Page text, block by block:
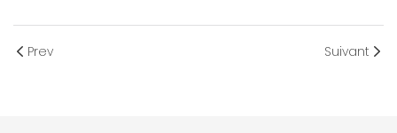
Prev Suivant